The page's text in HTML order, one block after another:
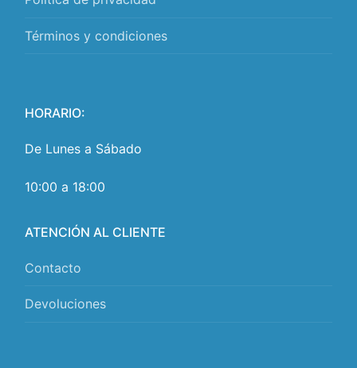
Términos y condiciones
HORARIO:
De Lunes a Sábado
10:00 a 18:00
ATENCIÓN AL CLIENTE
Contacto
Devoluciones